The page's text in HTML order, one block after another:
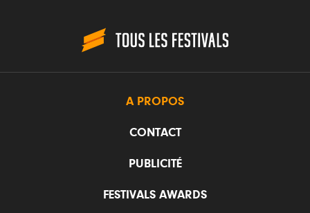
A PROPOS
CONTACT
PUBLICITÉ
FESTIVALS AWARDS